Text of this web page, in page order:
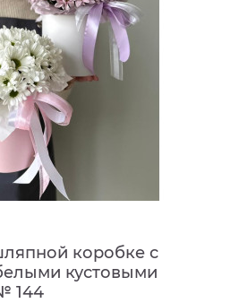
коробке с
кустовыми
144